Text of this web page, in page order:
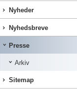
Nyheder
Nyhedsbreve
Presse
Arkiv
Sitemap